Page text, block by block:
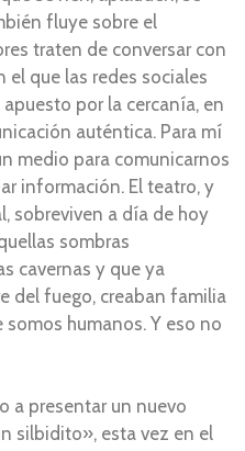
fluye sobre el
traten de conversar con
el que las redes sociales
por la cercanía, en
auténtica. Para mí
medio para comunicarnos
información. El teatro, y
sobreviven a día de hoy
sombras
cavernas y que ya
del fuego, creaban familia
humanos. Y eso no
a presentar un nuevo
silbidito», esta vez en el